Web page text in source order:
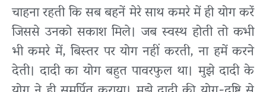
चाहना रहती कि सब बहनें मेरे साथ कमरे में ही योग करें
जिससे उनको सकाश मिले। जब स्वस्थ होती तो कभी
भी कमरे में, बिस्तर पर योग नहीं करती, ना हमें करने
देती। दादी का योग बहुत पावरफुल था। मुझे दादी के